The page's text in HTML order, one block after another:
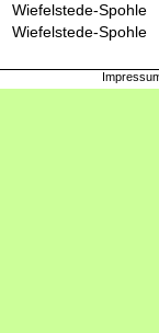
Wiefelstede-Spohle
Wiefelstede-Spohle